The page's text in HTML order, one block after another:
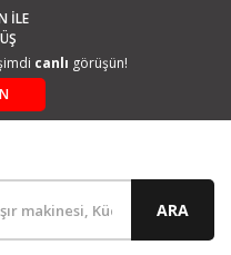
İLE
canlı görüşün!
ARA